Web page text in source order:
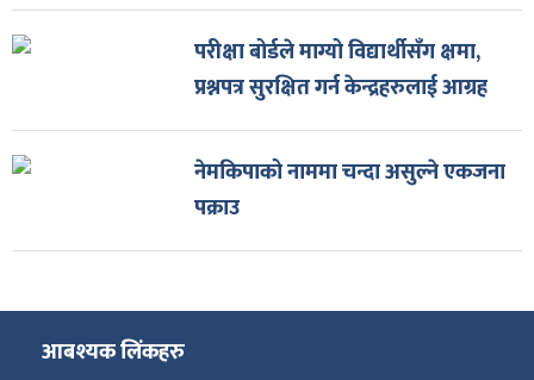
परीक्षा बोर्डले माग्यो विद्यार्थीसँग क्षमा,
प्रश्नपत्र सुरक्षित गर्न केन्द्रहरुलाई आग्रह
नेमकिपाको नाममा चन्दा असुल्ने एकजना
पक्राउ
आबश्यक लिंकहरु